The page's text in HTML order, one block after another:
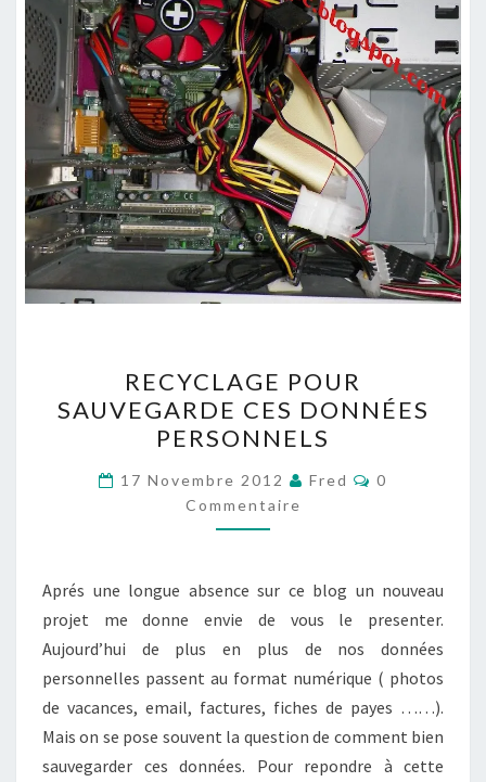
POUR
SAUVEGARDE
CES
DONNÉES
PERSONNELS
RECYCLAGE POUR
SAUVEGARDE CES DONNÉES
PERSONNELS
17 Novembre 2012 Fred
0
Commentaire
Aprés une longue absence sur ce blog un nouveau
projet me donne envie de vous le presenter.
Aujourd’hui de plus en plus de nos données
personnelles passent au format numérique ( photos
de vacances, email, factures, fiches de payes ……).
Mais on se pose souvent la question de comment bien
sauvegarder ces données. Pour repondre à cette